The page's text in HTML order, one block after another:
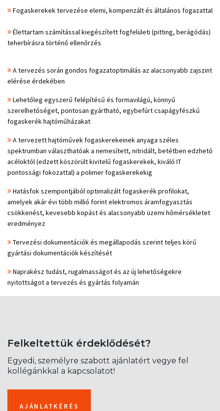
Fogaskerekek tervezése elemi, kompenzált és általános fogazattal
Élettartam számítással kiegészített fogfelületi (pitting, berágódás)
teherbírásra történő ellenőrzés​​
A tervezés során gondos fogazatoptimálás az alacsonyabb zajszint
elérése érdekében
Lehetőleg egyszerű felépítésű és formavilágú, könnyű
szerelhetőséget, pontosan gyártható, egybefúrt csapágyfészkű
fogaskerék hajtóműházakat
A tervezett hajtóművek fogaskerekeinek anyaga széles
spektrumban választhatóak a nemesített, nitridált, betétben edzhető
acéloktól (edzett köszörült kivitelű fogaskerekek, kiváló IT
pontossági fokozattal) a polimer fogaskerekekig
Hatásfok szempontjából optimalizált fogaskerék profilokat,
amelyek akár évi több millió forint elektromos áramfogyasztás
csökkenést, kevesebb kopást és alacsonyabb üzemi hőmérsékletet
eredményez
Tervezési dokumentációk és megállapodás szerint teljes körű
gyártási dokumentációk készítését
​ Naprakész tudást, rugalmasságot és az új lehetőségekre
nyitottságot a tervezés és gyártás folyamán
Felkeltettük érdeklődését?
Egyedi, személyre szabott ajánlatért vegye fel
kollégánkkal a kapcsolatot!
AJÁNLATKÉRÉS